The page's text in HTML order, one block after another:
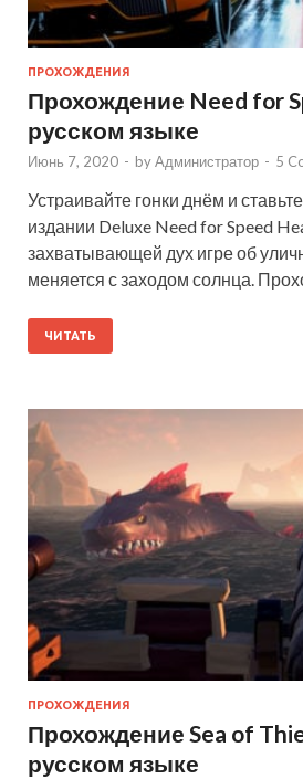
ПРОХОЖДЕНИЯ
Прохождение Need for
русском языке
Июнь 7, 2020 - byАдминистратор - 5
Устраивайте гонки днём и
издании Deluxe Need for Speed
захватывающей дух игре об
меняется с заходом солнца.
ЧИТАТЬ
ПРОХОЖДЕНИЯ
Прохождение Sea of
русском языке